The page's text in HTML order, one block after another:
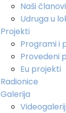
Naši članovi
Udruga u
Projekti
Programi i
Provedeni
Eu projekti
Radionice
Galerija